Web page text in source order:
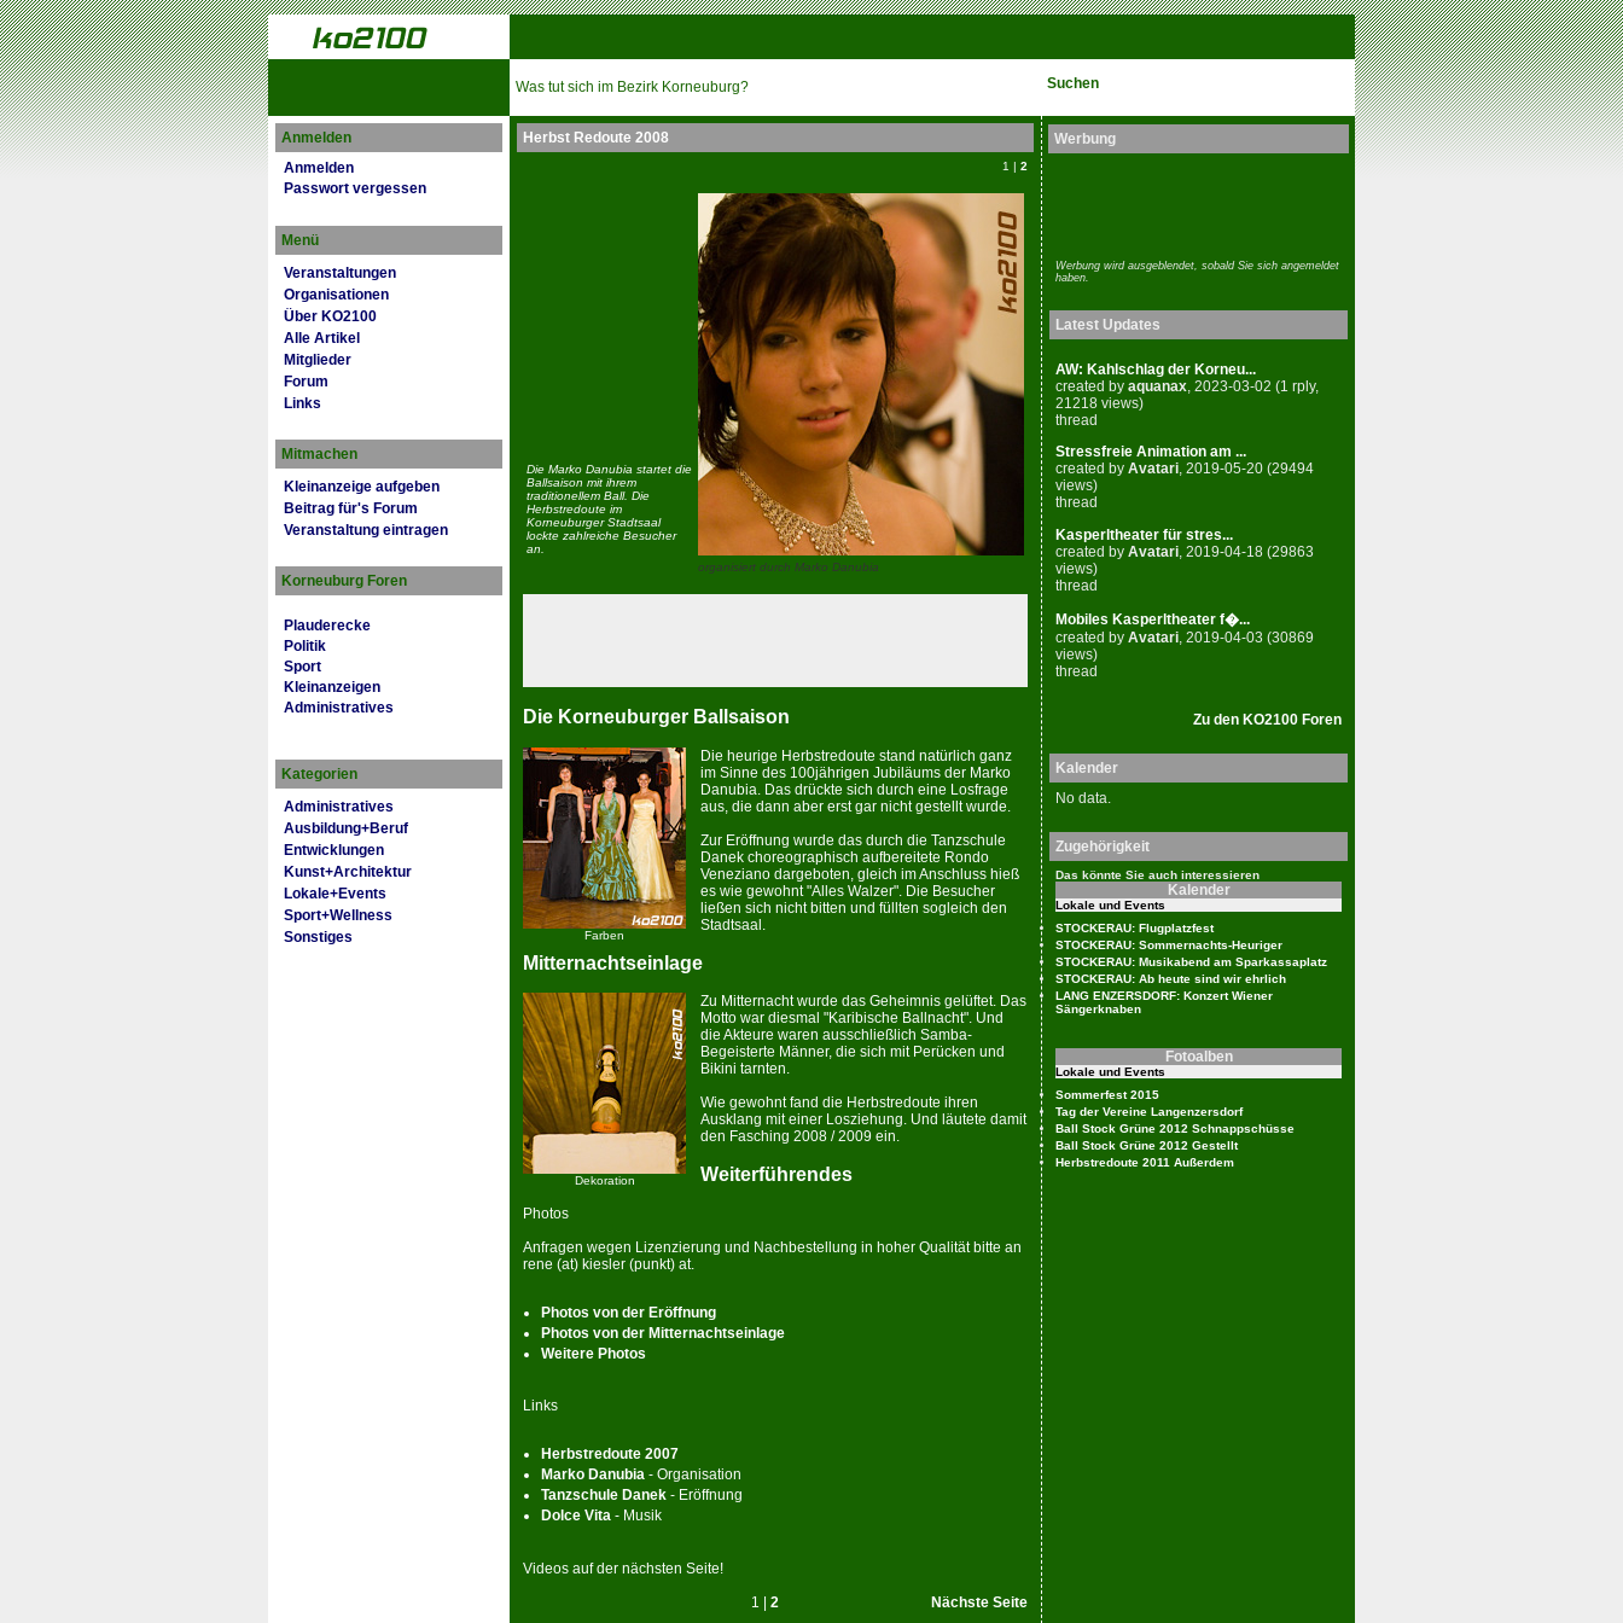
Was tut sich im Bezirk Korneuburg? Suchen
Anmelden
Anmelden
Passwort vergessen
Menü
Veranstaltungen
Organisationen
Über KO2100
Alle Artikel
Mitglieder
Forum
Links
Mitmachen
Kleinanzeige aufgeben
Beitrag für's Forum
Veranstaltung eintragen
Korneuburg Foren
Plauderecke
Politik
Sport
Kleinanzeigen
Administratives
Kategorien
Administratives
Ausbildung+Beruf
Entwicklungen
Kunst+Architektur
Lokale+Events
Sport+Wellness
Sonstiges
Herbst Redoute 2008
1 | 2
Die Marko Danubia startet die
Ballsaison mit ihrem
traditionellem Ball. Die
Herbstredoute im
Korneuburger Stadtsaal
lockte zahlreiche Besucher
an.
organisiert durch Marko Danubia
Die Korneuburger Ballsaison
Farben
Die heurige Herbstredoute stand natürlich ganz
im Sinne des 100jährigen Jubiläums der Marko
Danubia. Das drückte sich durch eine Losfrage
aus, die dann aber erst gar nicht gestellt wur­de.
Zur Eröffnung wur­de das durch die Tanzschule
Danek choreographisch aufbereitete Rondo
Veneziano dargeboten, gleich im An­schluss hieß
es wie gewohnt "Alles Walzer". Die Besucher
ließen sich nicht bitten und füllten sogleich den
Stadtsaal.
Mitternachtseinlage
Dekoration
Zu Mitternacht wur­de das Geheimnis gelüftet. Das
Motto war dies­mal "Karibische Ballnacht". Und
die Akteure waren ausschließlich Samba-
Begeisterte Männer, die sich mit Perücken und
Bikini tarnten.
Wie gewohnt fand die Herbstredoute ihren
Ausklang mit ein­er Losziehung. Und läutete damit
den Fasching 2008 / 2009 ein.
Weiterführendes
Pho­tos
Anfragen wegen Lizenzierung und Nachbestellung in hoher Qualität bitte an
rene (at) kiesler (punkt) at.
Pho­tos von der Eröffnung
Pho­tos von der Mitternachtseinlage
Weitere Pho­tos
Links
Herbstredoute 2007
Marko Danubia - Or­ga­ni­sa­tion
Tanzschule Danek - Eröffnung
Dolce Vita - Musik
Vi­de­os auf der nächsten Seite!
Nächste Seite
1 | 2
Werbung
Werbung wird ausgeblendet, sobald Sie sich angemeldet
haben.
Latest Updates
AW: Kahlschlag der Korneu...
created by aquanax, 2023-03-02 (1 rply,
21218 views)
thread
Stressfreie Animation am ...
created by Avatari, 2019-05-20 (29494
views)
thread
Kasperltheater für stres...
created by Avatari , 2019-04-18 (29863
views)
thread
Mobiles Kasperltheater f�...
created by Avatari , 2019-04-03 (30869
views)
thread
Zu den KO2100 Foren
Kalender
No data.
Zugehörigkeit
Das könnte Sie auch interessieren
Kalender
Lokale und Events
STOCKERAU: Flugplatzfest
STOCKERAU: Sommernachts-Heuriger
STOCKERAU: Musikabend am Sparkassaplatz
STOCKERAU: Ab heute sind wir ehrlich
LANG ENZERSDORF: Konzert Wiener
Sängerknaben
Fotoalben
Lokale und Events
Sommerfest 2015
Tag der Vereine Langenzersdorf
Ball Stock Grüne 2012 Schnappschüsse
Ball Stock Grüne 2012 Gestellt
Herbstredoute 2011 Außerdem